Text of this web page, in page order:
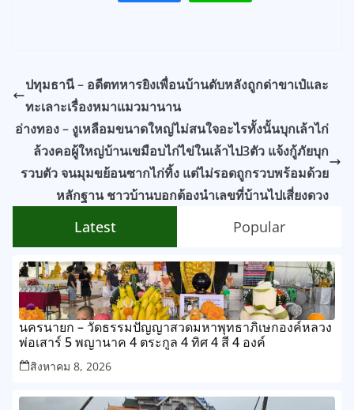
ปทุมธานี – อดีตทหารยิงเพื่อนบ้านดับหลังถูกด่าขาเป๋และ
ทะเลาะเรื่องหมาแมวมานาน
อ่างทอง – งูเหลือมขนาดใหญ่ไม่สนใจอะไรทั้งนั้นบุกเล้าไก่
ล้วงคอผู้ใหญ่บ้านเขมือบไก่ไข่ในเล้าไป3ตัว แจ้งกู้ภัยบุก
รวบตัว จนมุมขย้อนซากไก่ทิ้ง แต่ไม่รอดถูกรวบพร้อมด้วย
หลักฐาน ชาวบ้านบอกต้องนำเลขที่บ้านไปเสี่ยงดวง
Latest Popular
นครนายก – วัดธรรมปัญญาสวดมหาพุทธาภิเษกองค์หลวง
พ่อเสาร์ 5 พญานาค 4 ตระกูล 4 ทิศ 4 สี 4 องค์
สิงหาคม 8, 2026